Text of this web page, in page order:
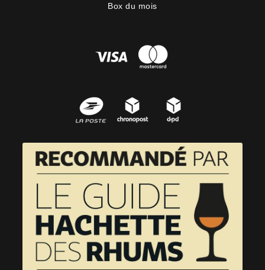
Box du mois